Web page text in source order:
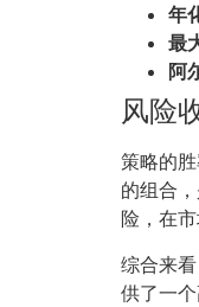
年
最
阿
风险
策略的
的组合
险，在
综合来看
供了一